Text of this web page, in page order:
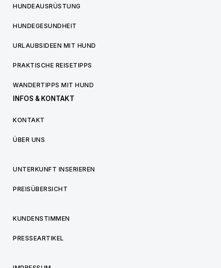
HUNDEAUSRÜSTUNG
HUNDEGESUNDHEIT
URLAUBSIDEEN MIT HUND
PRAKTISCHE REISETIPPS
WANDERTIPPS MIT HUND
INFOS & KONTAKT
KONTAKT
ÜBER UNS
UNTERKUNFT INSERIEREN
PREISÜBERSICHT
KUNDENSTIMMEN
PRESSEARTIKEL